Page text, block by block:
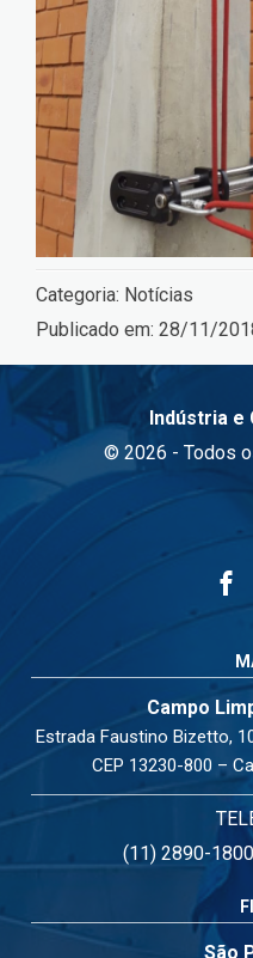
Categoria: Notícias
Publicado em: 28/11/
Indústria e
© 2026 - Todos
Campo
Estrada Faustino Bizetto,
CEP 13230-800 –
(11) 2890-1800
São